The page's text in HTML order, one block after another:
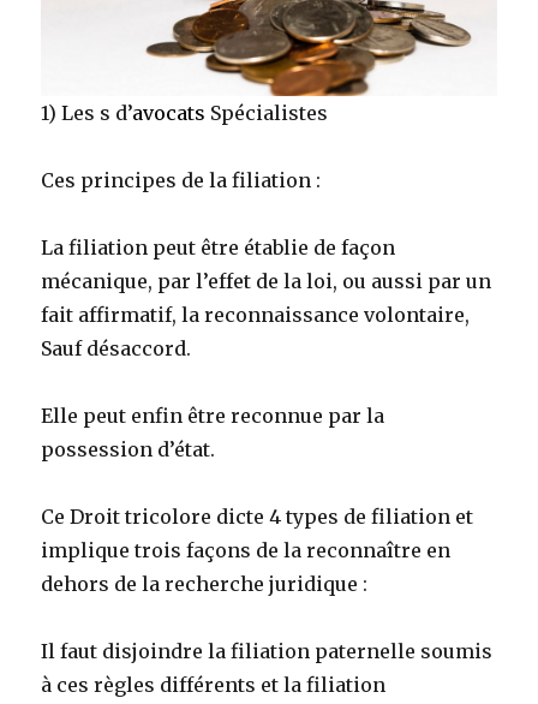
1) Les s d’avocats Spécialistes
Ces principes de la filiation :
La filiation peut être établie de façon
mécanique, par l’effet de la loi, ou aussi par un
fait affirmatif, la reconnaissance volontaire,
Sauf désaccord.
Elle peut enfin être reconnue par la
possession d’état.
Ce Droit tricolore dicte 4 types de filiation et
implique trois façons de la reconnaître en
dehors de la recherche juridique :
Il faut disjoindre la filiation paternelle soumis
à ces règles différents et la filiation